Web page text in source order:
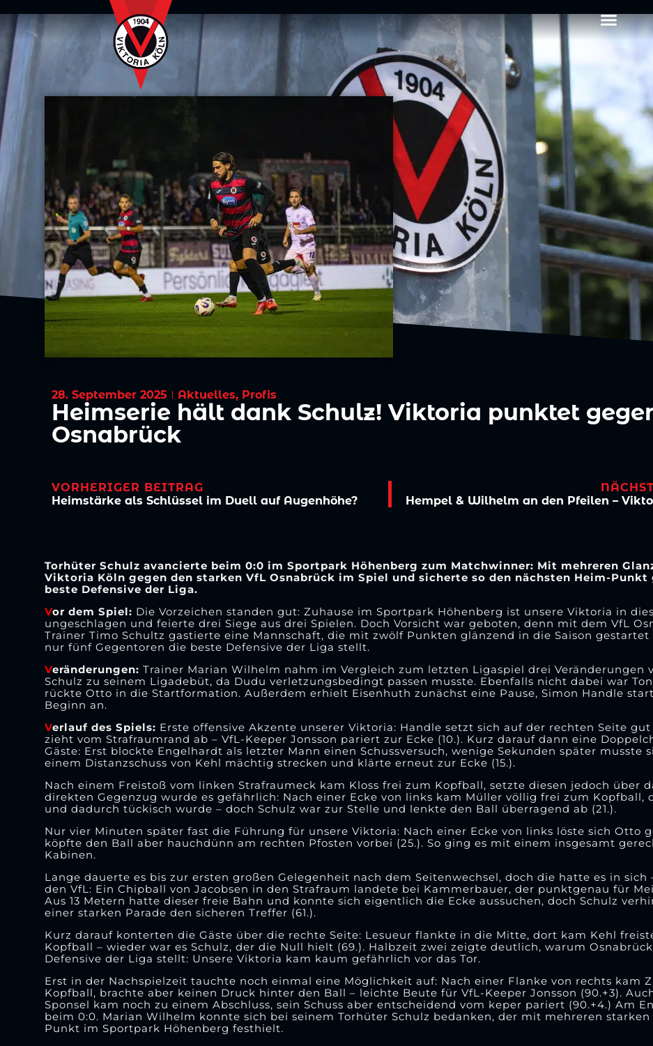
28. September 2025 Aktuelles, Profis
Heimserie hält dank Schulz! Viktoria punktet
Osnabrück
VORHERIGER BEITRAG
Heimstärke als Schlüssel im Duell auf Augenhöhe?
Torhüter Schulz avancierte beim 0:0 im Sportpark Höhenberg zum Matchwinner: Mit mehreren
Viktoria Köln gegen den starken VfL Osnabrück im Spiel und sicherte so den nächsten Heim-Punkt
beste Defensive der Liga.
Vor dem Spiel: Die Vorzeichen standen gut: Zuhause im Sportpark Höhenberg ist unsere Viktoria in
ungeschlagen und feierte drei Siege aus drei Spielen. Doch Vorsicht war geboten, denn mit dem VfL
Trainer Timo Schultz gastierte eine Mannschaft, die mit zwölf Punkten glänzend in die Saison
nur fünf Gegentoren die beste Defensive der Liga stellt.
Veränderungen: Trainer Marian Wilhelm nahm im Vergleich zum letzten Ligaspiel drei Veränderungen
Schulz zu seinem Ligadebüt, da Dudu verletzungsbedingt passen musste. Ebenfalls nicht dabei war
rückte Otto in die Startformation. Außerdem erhielt Eisenhuth zunächst eine Pause, Simon Handle
Beginn an.
Verlauf des Spiels: Erste offensive Akzente unserer Viktoria: Handle setzt sich auf der rechten Seite
zieht vom Strafraumrand ab – VfL-Keeper Jonsson pariert zur Ecke (10.). Kurz darauf dann eine
Gäste: Erst blockte Engelhardt als letzter Mann einen Schussversuch, wenige Sekunden später musste
einem Distanzschuss von Kehl mächtig strecken und klärte erneut zur Ecke (15.).
Nach einem Freistoß vom linken Strafraumeck kam Kloss frei zum Kopfball, setzte diesen jedoch über
direkten Gegenzug wurde es gefährlich: Nach einer Ecke von links kam Müller völlig frei zum Kopfball,
und dadurch tückisch wurde – doch Schulz war zur Stelle und lenkte den Ball überragend ab (21.).
Nur vier Minuten später fast die Führung für unsere Viktoria: Nach einer Ecke von links löste sich Otto
köpfte den Ball aber hauchdünn am rechten Pfosten vorbei (25.). So ging es mit einem insgesamt
Kabinen.
Lange dauerte es bis zur ersten großen Gelegenheit nach dem Seitenwechsel, doch die hatte es in sich
den VfL: Ein Chipball von Jacobsen in den Strafraum landete bei Kammerbauer, der punktgenau für
Aus 13 Metern hatte dieser freie Bahn und konnte sich eigentlich die Ecke aussuchen, doch Schulz
einer starken Parade den sicheren Treffer (61.).
Kurz darauf konterten die Gäste über die rechte Seite: Lesueur flankte in die Mitte, dort kam Kehl
Kopfball – wieder war es Schulz, der die Null hielt (69.). Halbzeit zwei zeigte deutlich, warum
Defensive der Liga stellt: Unsere Viktoria kam kaum gefährlich vor das Tor.
Erst in der Nachspielzeit tauchte noch einmal eine Möglichkeit auf: Nach einer Flanke von rechts kam
Kopfball, brachte aber keinen Druck hinter den Ball – leichte Beute für VfL-Keeper Jonsson (90.+3).
Sponsel kam noch zu einem Abschluss, sein Schuss aber entscheidend vom keper pariert (90.+4.) Am
beim 0:0. Marian Wilhelm konnte sich bei seinem Torhüter Schulz bedanken, der mit mehreren starken
Punkt im Sportpark Höhenberg festhielt.